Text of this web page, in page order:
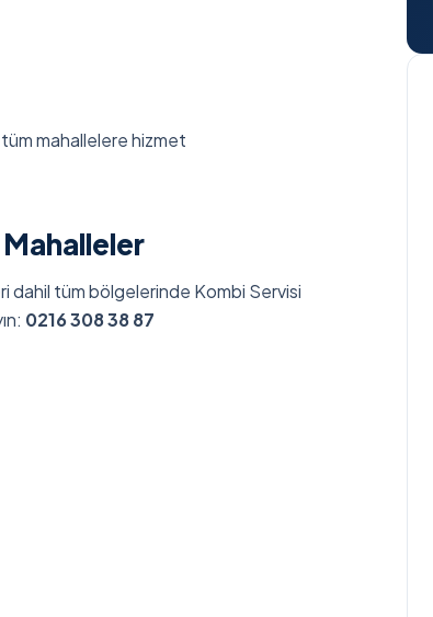
mahallelere hizmet
dahil tüm bölgelerinde Kombi Servisi
0216 308 38 87